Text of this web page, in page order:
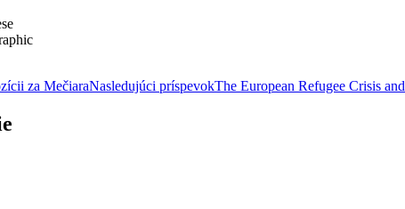
za MečiaraNasledujúci príspevokThe European Refugee Crisis